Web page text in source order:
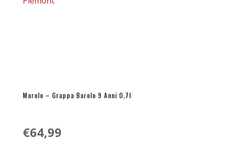
Marolo – Grappa Barolo 9 Anni 0,7l
€64,99